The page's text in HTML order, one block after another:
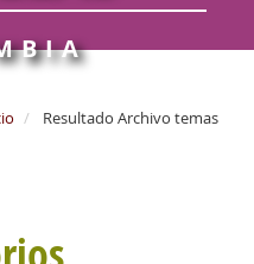
Resultado Archivo temas